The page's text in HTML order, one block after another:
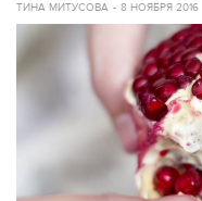
ТИНА МИТУСОВА 8 НОЯБРЯ 2016